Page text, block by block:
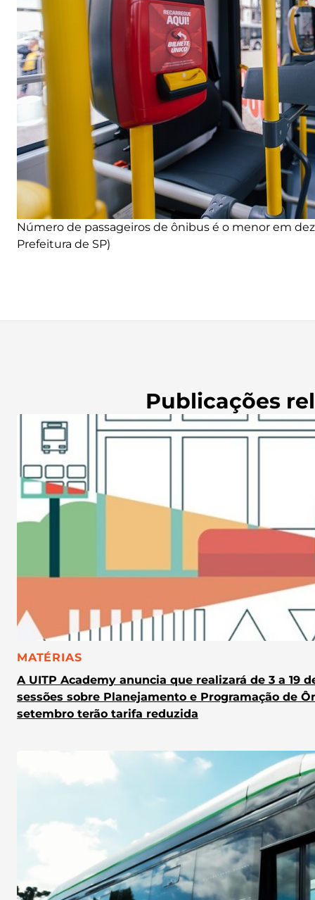
Número de passageiros de ônibus é o menor em
Prefeitura de SP)
Publicações
CATEGORIA:
MATÉRIAS
A UITP Academy anuncia que realizará de 3 a 19
sessões sobre Planejamento e Programação de
setembro terão tarifa reduzida